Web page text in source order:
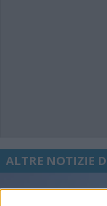
ALTRE NOTIZIE